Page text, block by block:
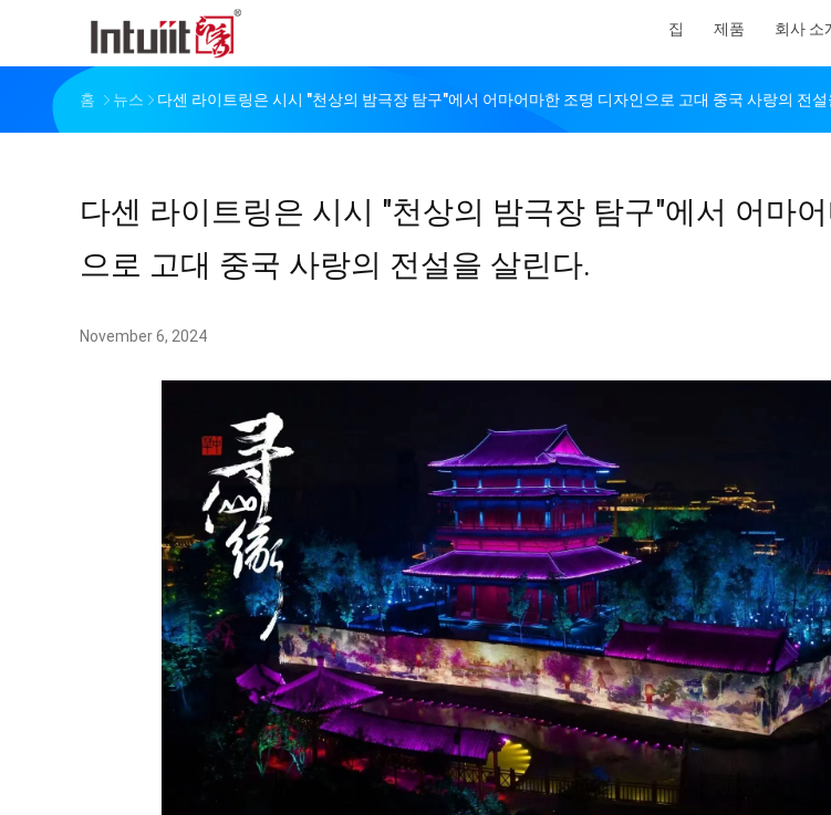
집 제품 회사 소
홈 뉴스 다센 라이트링은 시시 "천상의 밤극장 탐구"에서 어마어마한 조명 디자인으로 고대 중국 사랑의 전
다센 라이트링은 시시 "천상의 밤극장 탐구"에서 어마
으로 고대 중국 사랑의 전설을 살린다.
November 6, 2024